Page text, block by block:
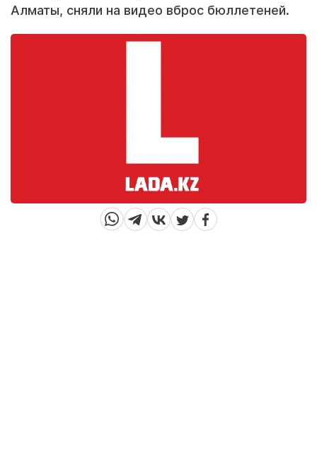
Алматы, сняли на видео вброс бюллетеней.